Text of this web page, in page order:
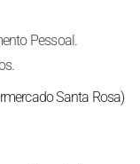
Pessoal.
Santa Rosa)